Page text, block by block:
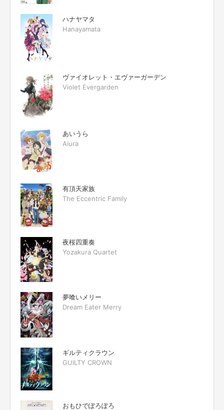
ハナヤマタ
Hanayamata
ヴァイオレット・エヴァーガーデン
Violet Evergarden
あいうら
Aiura
有頂天家族
The Eccentric Family
夜桜四重奏
Yozakura Quartet
夢喰いメリー
Dream Eater Merry
ギルティクラウン
GUILTY CROWN
おもひでぽろぽろ